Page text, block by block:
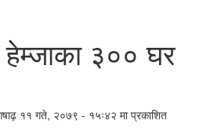
हेम्जाका ३०० घर
११ गते, २०७९ - १५ः४२ मा प्रकाशित